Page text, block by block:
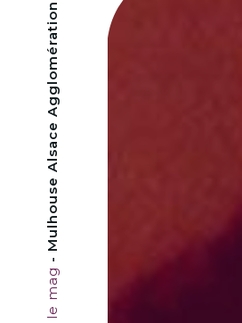
le mag
- Mulhouse Alsace Agglomération